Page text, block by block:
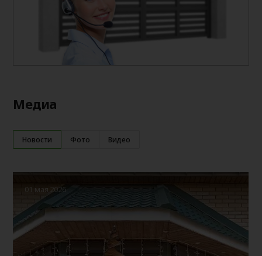
Медиа
Новости Фото Видео
01 мая 2026